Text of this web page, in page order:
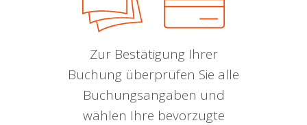
Zur Bestätigung Ihrer
Buchung überprüfen Sie alle
Buchungsangaben und
wählen Ihre bevorzugte